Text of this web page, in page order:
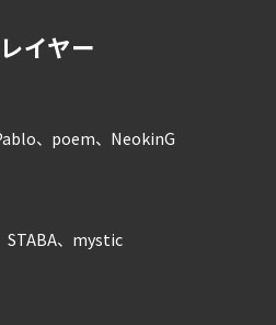
イヤー
、poem、NeokinG
、mystic